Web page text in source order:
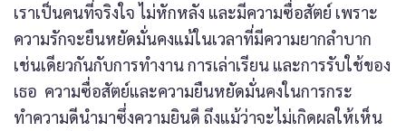
เราเป็นคนที่จริงใจ ไม่หักหลัง และมีความซื่อสัตย์ เพราะ
ความรักจะยืนหยัดมั่นคงแม้ในเวลาที่มีความยากลำบาก
เช่นเดียวกันกับการทำงาน การเล่าเรียน และการรับใช้ของ
เธอ ความซื่อสัตย์และความยืนหยัดมั่นคงในการกระ
ทำความดีนำมาซึ่งความยินดี ถึงแม้ว่าจะไม่เกิดผลให้เห็น